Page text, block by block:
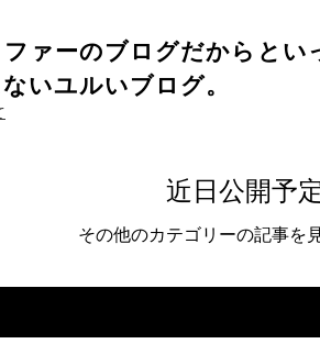
ァーのブログだからとい
いユルいブログ。
近日公開予
その他のカテゴリーの記事を